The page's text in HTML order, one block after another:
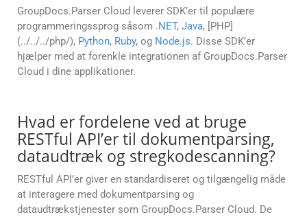
GroupDocs.Parser Cloud leverer SDK’er til populære
programmeringssprog såsom .NET, Java, [PHP]
(../../../php/), Python, Ruby, og Node.js. Disse SDK’er
hjælper med at forenkle integrationen af GroupDocs.Parser
Cloud i dine applikationer.
Hvad er fordelene ved at bruge
RESTful API’er til dokumentparsing,
dataudtræk og stregkodescanning?
RESTful API’er giver en standardiseret og tilgængelig måde
at interagere med dokumentparsing og
dataudtrækstjenester som GroupDocs.Parser Cloud. De